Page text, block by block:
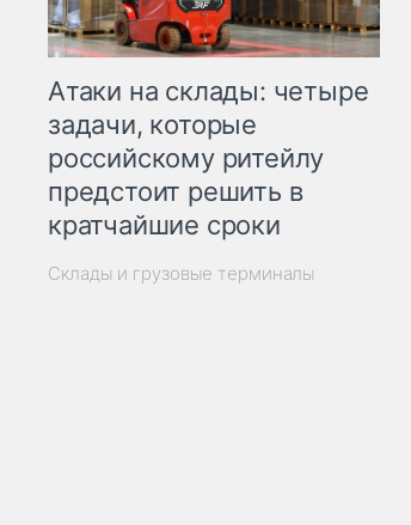
Атаки на склады: четыре
задачи, которые
российскому ритейлу
предстоит решить в
кратчайшие сроки
Склады и грузовые терминалы